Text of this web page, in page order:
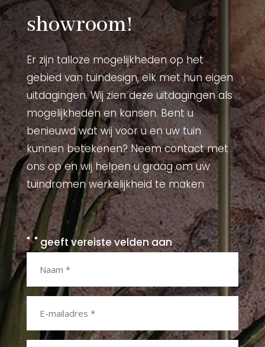
showroom!
Er zijn talloze mogelijkheden op het
gebied van tuindesign, elk met hun eigen
uitdagingen. Wij zien deze uitdagingen als
mogelijkheden en kansen. Bent u
benieuwd wat wij voor u en uw tuin
kunnen betekenen? Neem contact met
ons op en wij helpen u graag om uw
tuindromen werkelijkheid te maken
"*" geeft vereiste velden aan
Naam
E-
*